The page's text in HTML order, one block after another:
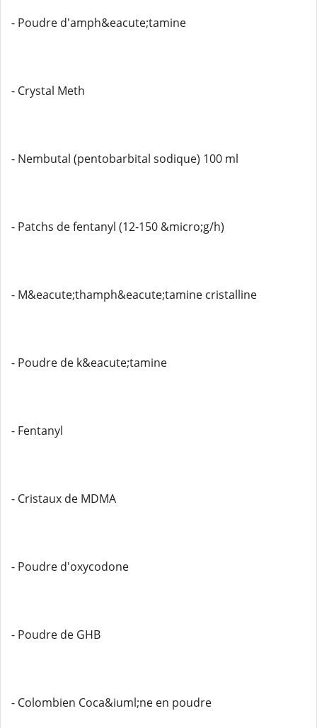
- Poudre d'amph&eacute;tamine
- Crystal Meth
- Nembutal (pentobarbital sodique) 100 ml
- Patchs de fentanyl (12-150 &micro;g/h)
- M&eacute;thamph&eacute;tamine cristalline
- Poudre de k&eacute;tamine
- Fentanyl
- Cristaux de MDMA
- Poudre d'oxycodone
- Poudre de GHB
- Colombien Coca&iuml;ne en poudre